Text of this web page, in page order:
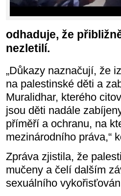
odhaduje, že
nezletilí.
„Důkazy naznačují, že
na palestinské děti a
Muralidhar, kterého
jsou děti nadále
příměří a ochranu, na
mezinárodního práva,“
Zpráva zjistila, že
mučeny a čelí dalším
sexuálního